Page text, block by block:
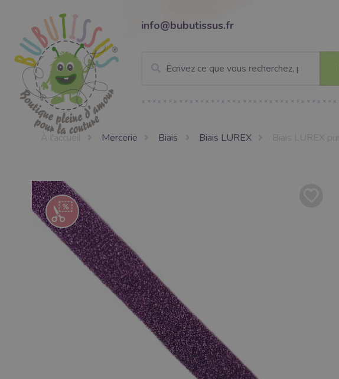
info@bubutissus.fr
À l'accueil Mercerie Biais Biais LUREX